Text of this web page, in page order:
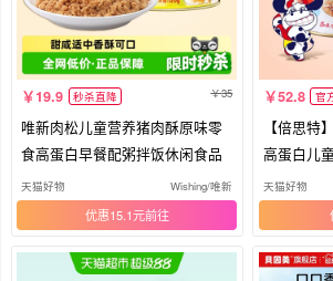
19.9 秒杀直降 35
唯新肉松儿童营养猪肉酥原味零
食高蛋白早餐配粥拌饭休闲食品
天猫好物 Wishing/唯新
优惠15.1元
52.8 官
【倍思特
高蛋白儿
天猫好物